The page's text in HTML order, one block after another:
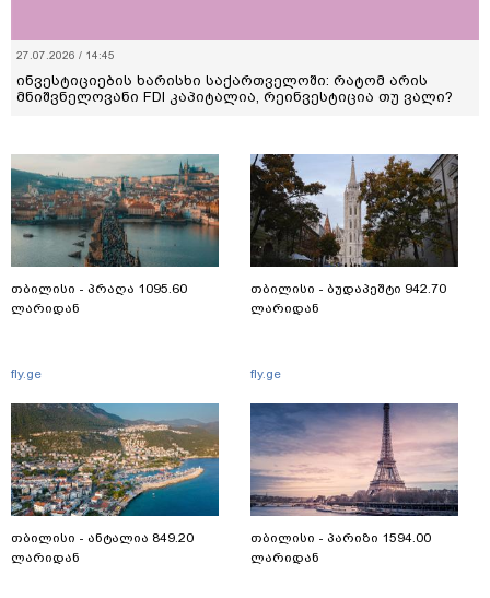
27.07.2026 / 14:45
ინვესტიციების ხარისხი საქართველოში: რატომ არის
მნიშვნელოვანი FDI კაპიტალია, რეინვესტიცია თუ ვალი?
თბილისი - პრაღა 1095.60
ლარიდან
fly.ge
თბილისი - ანტალია 849.20
ლარიდან
თბილისი - ბუდაპეშტი 942.70
ლარიდან
fly.ge
თბილისი - პარიზი 1594.00
ლარიდან